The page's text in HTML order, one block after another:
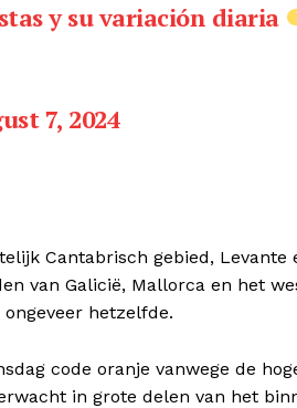
Week
My
y su variación diaria
7, 2024
Cantabrisch gebied, Levante
van Galicië, Mallorca en het
hetzelfde.
code oranje vanwege de
in grote delen van het